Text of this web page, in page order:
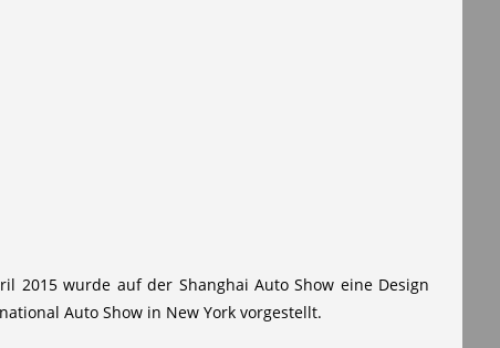
2015 wurde auf der Shanghai Auto Show eine Design
Auto Show in New York vorgestellt.